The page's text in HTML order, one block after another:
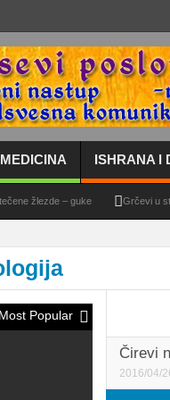
ISHRANA I
žlezde – guke Grčevi u
Most Popular
Čirevi
2016/04/